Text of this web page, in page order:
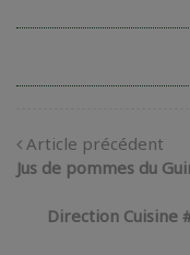
Article précédent
Jus de pommes du
Direction Cuisine